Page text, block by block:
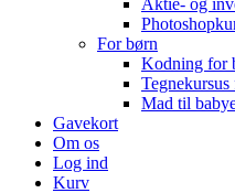
Aktie- og
For børn
Kodning for
Mad til
Gavekort
Om os
Log ind
Kurv